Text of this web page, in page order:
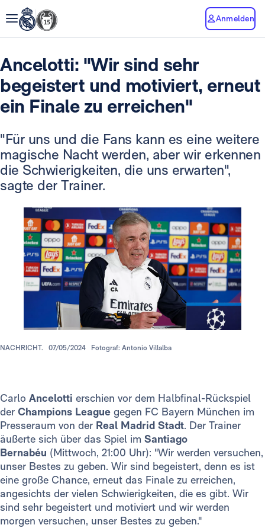
Anmelden
Ancelotti: "Wir sind sehr
begeistert und motiviert, erneut
ein Finale zu erreichen"
"Für uns und die Fans kann es eine weitere
magische Nacht werden, aber wir erkennen
die Schwierigkeiten, die uns erwarten",
sagte der Trainer.
NACHRICHT. 07/05/2024 Fotograf: Antonio Villalba
Carlo Ancelotti erschien vor dem Halbfinal-Rückspiel
der Champions League gegen FC Bayern München im
Presseraum von der Real Madrid Stadt. Der Trainer
äußerte sich über das Spiel im Santiago
Bernabéu (Mittwoch, 21:00 Uhr): "Wir werden versuchen,
unser Bestes zu geben. Wir sind begeistert, denn es ist
eine große Chance, erneut das Finale zu erreichen,
angesichts der vielen Schwierigkeiten, die es gibt. Wir
sind sehr begeistert und motiviert und wir werden
morgen versuchen, unser Bestes zu geben."